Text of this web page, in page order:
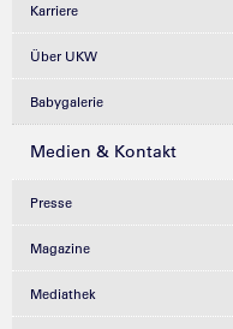
Karriere
Über UKW
Babygalerie
Medien & Kontakt
Presse
Magazine
Mediathek